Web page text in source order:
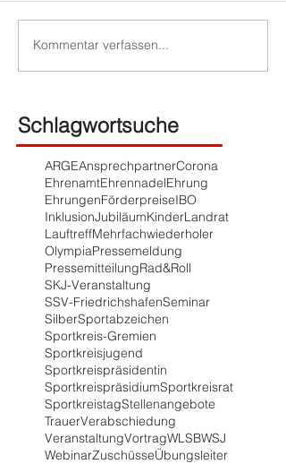
Kommentar verfassen...
Schlagwortsuche
ARGEAnsprechpartnerCorona
EhrenamtEhrennadelEhrung
EhrungenFörderpreiseIBO
InklusionJubiläumKinderLandrat
LauftreffMehrfachwiederholer
OlympiaPressemeldung
PressemitteilungRad&Roll
SKJ-Veranstaltung
SSV-FriedrichshafenSeminar
SilberSportabzeichen
Sportkreis-Gremien
Sportkreisjugend
Sportkreispräsidentin
SportkreispräsidiumSportkreisrat
SportkreistagStellenangebote
TrauerVerabschiedung
VeranstaltungVortragWLSBWSJ
WebinarZuschüsseÜbungsleiter